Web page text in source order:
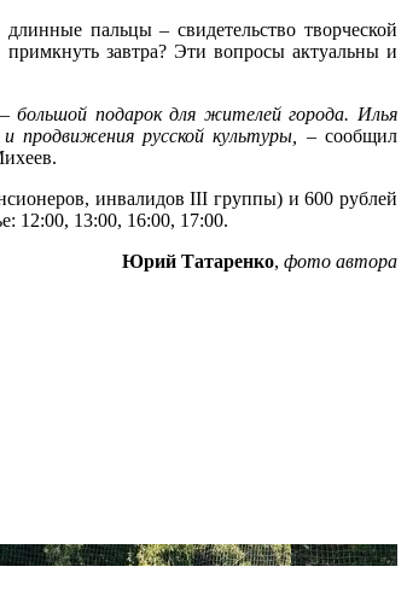
пальцы – свидетельство творческой
завтра? Эти вопросы актуальны и
большой подарок для жителей города. Илья
продвижения русской культуры,
– сообщил
инвалидов III группы) и 600 рублей
12:00, 13:00, 16:00, 17:00.
Юрий Татаренко, фото автора